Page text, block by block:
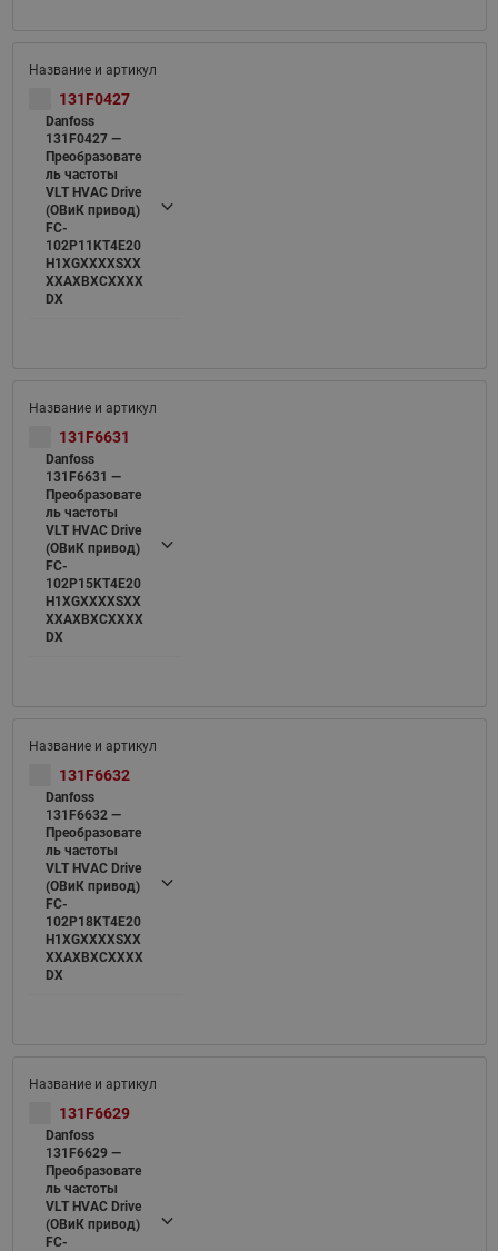
131F0427
Danfoss
131F0427 —
Преобразовате
ль частоты
VLT HVAC Drive
(ОВиК привод)
FC-
102P11KT4E20
H1XGXXXXSXX
XXAXBXCXXXX
DX
131F6631
Danfoss
131F6631 —
Преобразовате
ль частоты
VLT HVAC Drive
(ОВиК привод)
FC-
102P15KT4E20
H1XGXXXXSXX
XXAXBXCXXXX
DX
131F6632
Danfoss
131F6632 —
Преобразовате
ль частоты
VLT HVAC Drive
(ОВиК привод)
FC-
102P18KT4E20
H1XGXXXXSXX
XXAXBXCXXXX
DX
131F6629
Danfoss
131F6629 —
Преобразовате
ль частоты
VLT HVAC Drive
(ОВиК привод)
FC-